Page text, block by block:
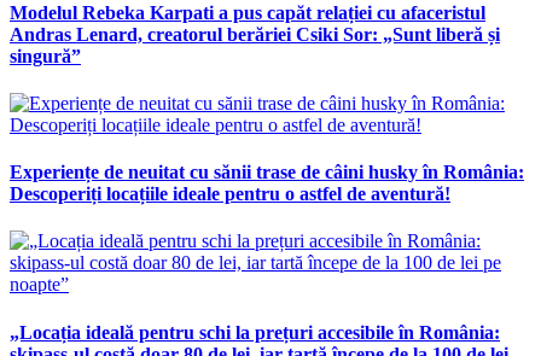
Modelul Rebeka Karpati a pus capăt relației cu afaceristul
Andras Lenard, creatorul berăriei Csiki Sor: „Sunt liberă și
singură”
Experiențe de neuitat cu sănii trase de câini husky în România:
Descoperiți locațiile ideale pentru o astfel de aventură!
„Locația ideală pentru schi la prețuri accesibile în România: